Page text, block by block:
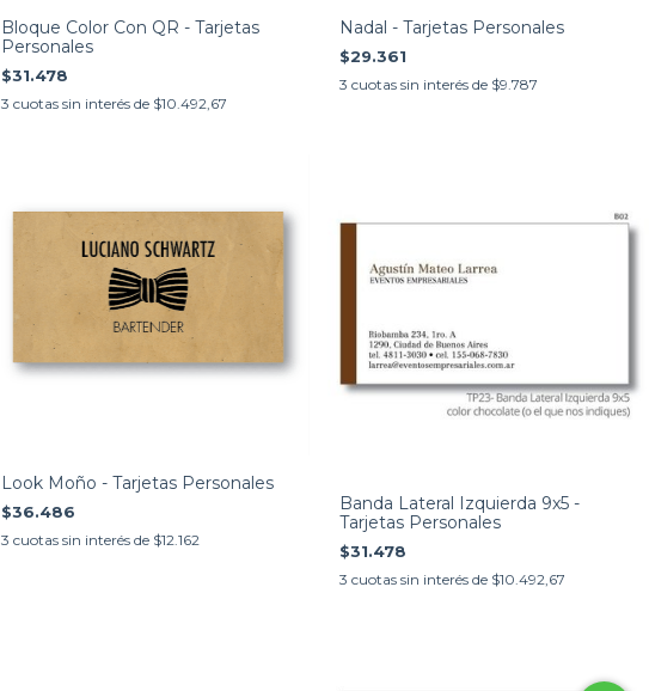
Bloque Color Con QR - Tarjetas
Personales
$31.478
3 cuotas sin interés de $10.492,67
Nadal - Tarjetas Personales
$29.361
3 cuotas sin interés de $9.787
Look Moño - Tarjetas Personales
$36.486
3 cuotas sin interés de $12.162
Banda Lateral Izquierda 9x5 -
Tarjetas Personales
$31.478
3 cuotas sin interés de $10.492,67